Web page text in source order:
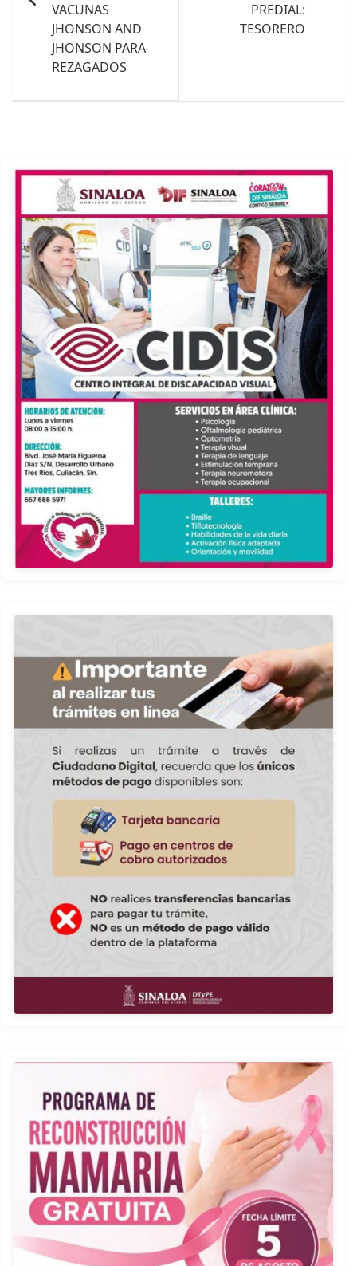
VACUNAS
JHONSON AND
JHONSON PARA
REZAGADOS
PREDIAL:
TESORERO